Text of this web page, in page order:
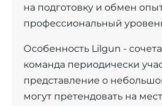
на подготовку и обмен
профессиональный
Особенность Lilgun -
команда периодически
представление о
могут претендовать на